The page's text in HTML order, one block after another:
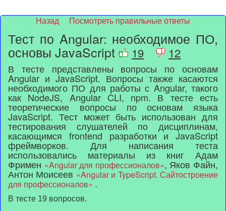
Назад Посмотреть правильные ответы
Тест по Angular: необходимое ПО,
основы JavaScript 19 12
В тесте представлены вопросы по основам
Angular и JavaScript. Вопросы также касаются
необходимого ПО для работы с Angular, такого
как NodeJS, Angular CLI, npm. В тесте есть
теоретические вопросы по основам языка
JavaScript. Тест может быть использован для
тестирования слушателей по дисциплинам,
касающимся frontend разработки и JavaScript
фреймворков. Для написания теста
использовались материалы из книг Адам
Фримен «Angular для профессионалов», Яков Файн,
Антон Моисеев «Angular и TypeScript. Сайтостроение
для профессионалов» .
В тесте 19 вопросов.